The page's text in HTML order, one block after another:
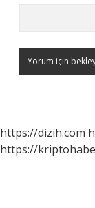
https://dizih.com
https://